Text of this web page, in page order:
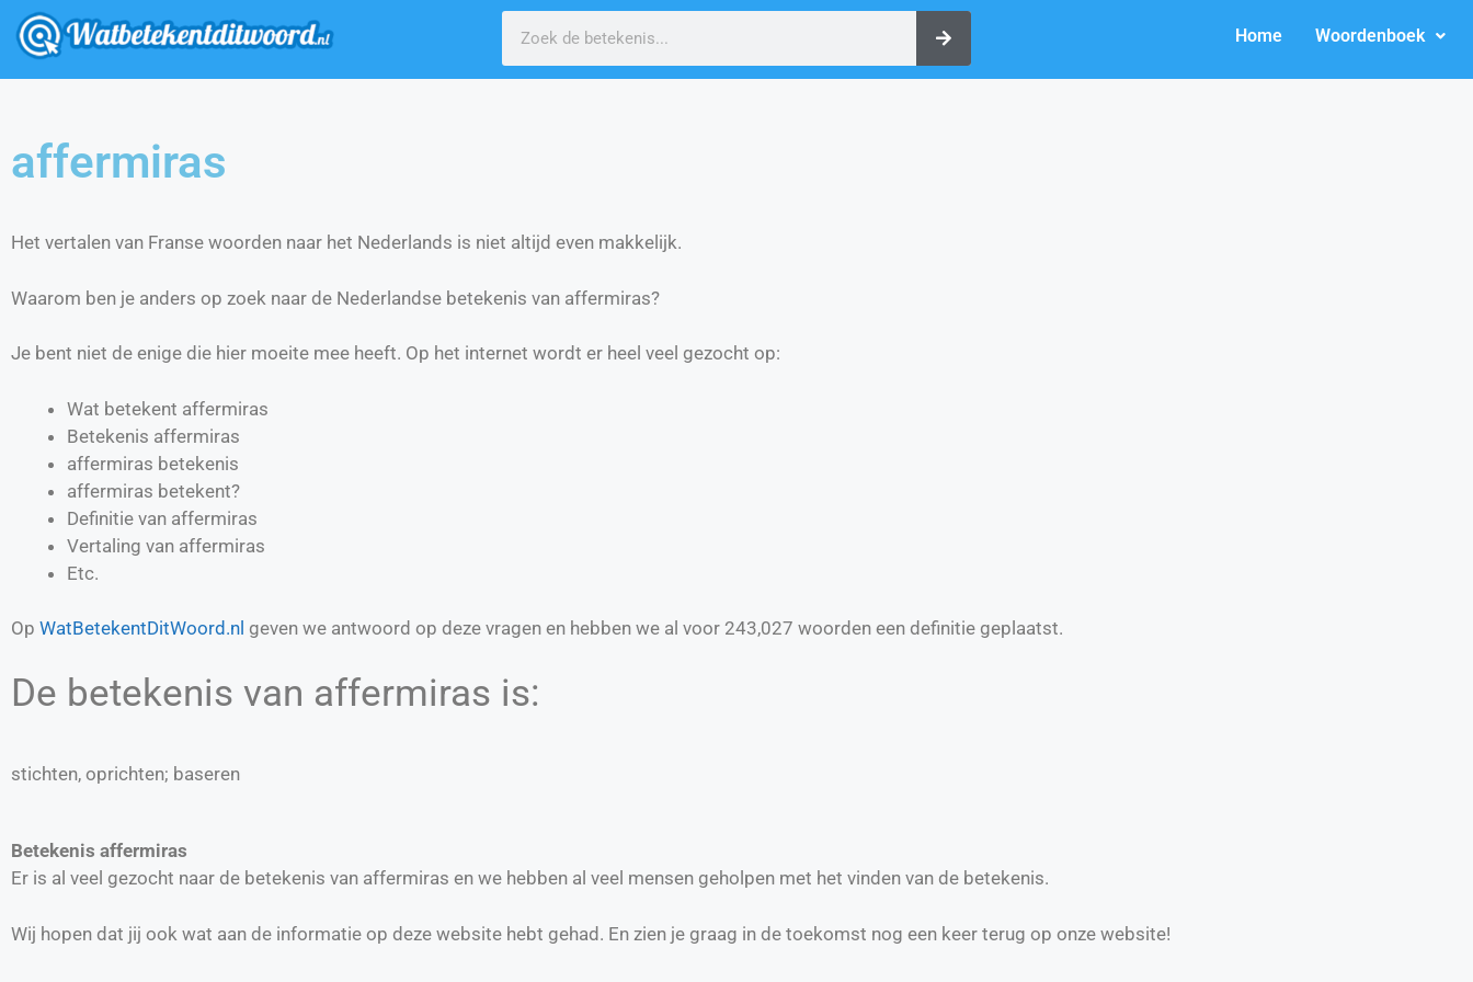
Home Woordenboek
affermiras
Het vertalen van Franse woorden naar het Nederlands is niet altijd even makkelijk.
Waarom ben je anders op zoek naar de Nederlandse betekenis van affermiras?
Je bent niet de enige die hier moeite mee heeft. Op het internet wordt er heel veel gezocht op:
Wat betekent affermiras
Betekenis affermiras
affermiras betekenis
affermiras betekent?
Definitie van affermiras
Vertaling van affermiras
Etc.
Op WatBetekentDitWoord.nl geven we antwoord op deze vragen en hebben we al voor 243,027 woorden een definitie geplaatst.
De betekenis van affermiras is:
stichten, oprichten; baseren
Betekenis affermiras
Er is al veel gezocht naar de betekenis van affermiras en we hebben al veel mensen geholpen met het vinden van de betekenis.
Wij hopen dat jij ook wat aan de informatie op deze website hebt gehad. En zien je graag in de toekomst nog een keer terug op onze website!